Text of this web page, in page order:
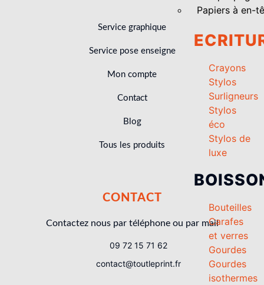
Papiers à en-
Crayons
Stylos
Surligneurs
Stylos
éco
Stylos de
luxe
Bouteilles
Carafes
et verres
Gourdes
Gourdes
isothermes
Service graphique
Service pose enseigne
Mon compte
Contact
Blog
Tous les produits
CONTACT
Contactez nous par téléphone ou par mail
09 72 15 71 62
contact@toutleprint.fr